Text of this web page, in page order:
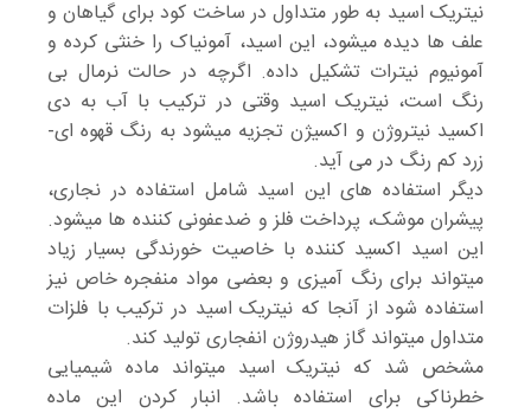
نیتریک اسید به طور متداول در ساخت کود برای گیاهان و
علف ها دیده میشود، این اسید، آمونیاک را خنثی کرده و
آمونیوم نیترات تشکیل داده. اگرچه در حالت نرمال بی
رنگ است، نیتریک اسید وقتی در ترکیب با آب به دی
اکسید نیتروژن و اکسیژن تجزیه میشود به رنگ قهوه ای-
زرد کم رنگ در می آید.
دیگر استفاده های این اسید شامل استفاده در نجاری،
پیشران موشک، پرداخت فلز و ضدعفونی کننده ها میشود.
این اسید اکسید کننده با خاصیت خورندگی بسیار زیاد
میتواند برای رنگ آمیزی و بعضی مواد منفجره خاص نیز
استفاده شود از آنجا که نیتریک اسید در ترکیب با فلزات
متداول میتواند گاز هیدروژن انفجاری تولید کند.
مشخص شد که نیتریک اسید میتواند ماده شیمیایی
خطرناکی برای استفاده باشد. انبار کردن این ماده